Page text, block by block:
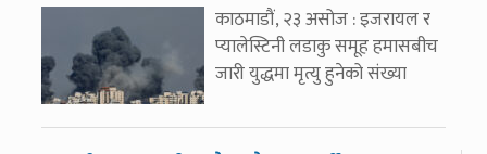
काठमाडौं, २३ असोज : इजरायल र
प्यालेस्टिनी लडाकु समूह हमासबीच
जारी युद्धमा मृत्यु हुनेको संख्या